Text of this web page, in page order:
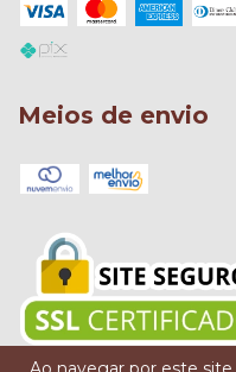
Meios de envio